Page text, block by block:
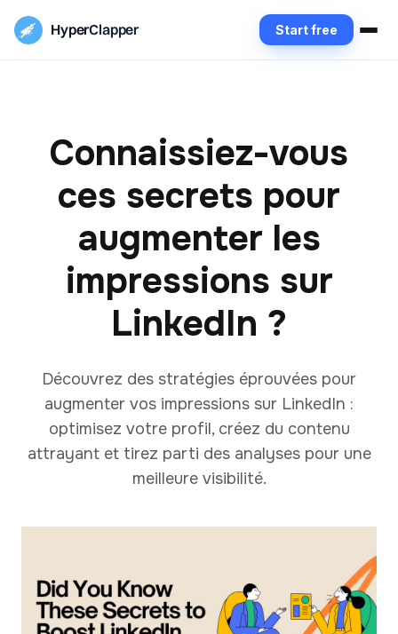
HyperClapper Start free
Connaissiez-vous
ces secrets pour
augmenter les
impressions sur
LinkedIn ?
Découvrez des stratégies éprouvées pour
augmenter vos impressions sur LinkedIn :
optimisez votre profil, créez du contenu
attrayant et tirez parti des analyses pour une
meilleure visibilité.